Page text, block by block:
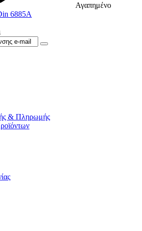
Αγαπημένο
6885A
& Πληρωμής